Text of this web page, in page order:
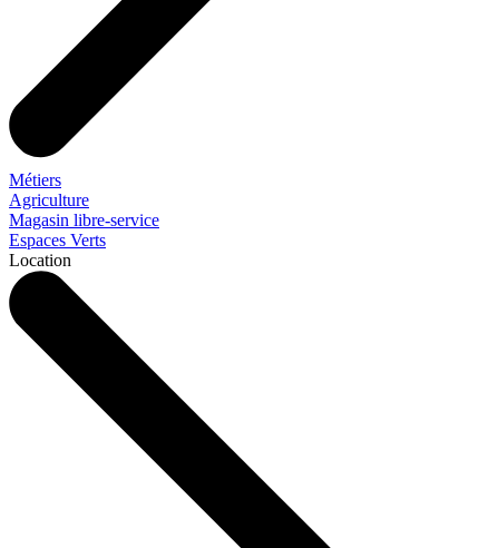
Métiers
Agriculture
Magasin libre-service
Espaces Verts
Location